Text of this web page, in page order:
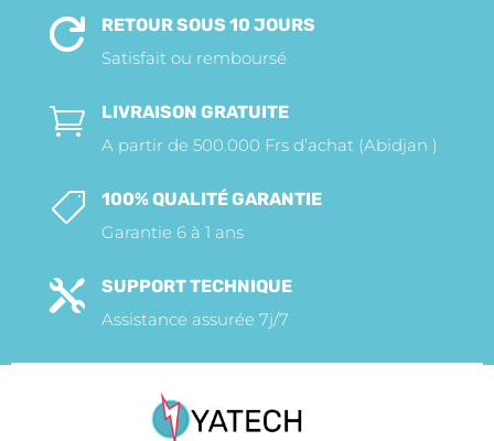

RETOUR SOUS 10 JOURS
Satisfait ou remboursé

LIVRAISON GRATUITE
A partir de 500.000 Frs d’achat (Abidjan )

100% QUALITÉ GARANTIE
Garantie 6 à 1 ans

SUPPORT TECHNIQUE
Assistance assurée 7j/7